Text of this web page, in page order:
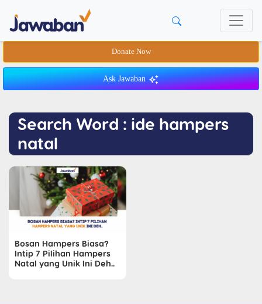
Donate Now
Ask Jawaban
Search Word : ide hampers
natal
Bosan Hampers Biasa?
Intip 7 Pilihan Hampers
Natal yang Unik Ini Deh..